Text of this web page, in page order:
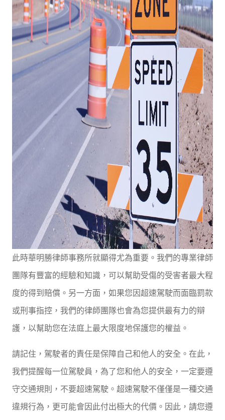
此時華明勝律師事務所就顯得尤為重要。我們的專業律師
團隊有豐富的經驗和知識，可以幫助受傷的受害者最大程
度的得到賠償。另一方面，如果您因超速駕駛而面臨罰款
或刑事指控，我們的律師團隊也會為您提供最有力的辯
護，以幫助您在法庭上最大限度地保護您的權益。
請記住，駕駛者的責任是保障自己和他人的安全。在此，
我們提醒每一位駕駛員，為了您和他人的安全，一定要遵
守交通規則，不要超速駕駛。超速駕駛不僅僅是一種交通
違規行為，更可能會因此付出極大的代價。因此，請您遵